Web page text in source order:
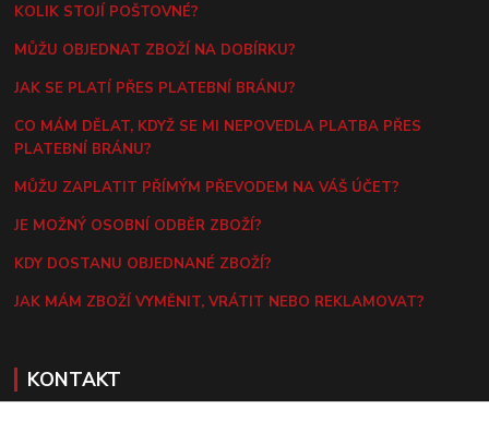
KOLIK STOJÍ POŠTOVNÉ?
MŮŽU OBJEDNAT ZBOŽÍ NA DOBÍRKU?
JAK SE PLATÍ PŘES PLATEBNÍ BRÁNU?
CO MÁM DĚLAT, KDYŽ SE MI NEPOVEDLA PLATBA PŘES
PLATEBNÍ BRÁNU?
MŮŽU ZAPLATIT PŘÍMÝM PŘEVODEM NA VÁŠ ÚČET?
JE MOŽNÝ OSOBNÍ ODBĚR ZBOŽÍ?
KDY DOSTANU OBJEDNANÉ ZBOŽÍ?
JAK MÁM ZBOŽÍ VYMĚNIT, VRÁTIT NEBO REKLAMOVAT?
KONTAKT